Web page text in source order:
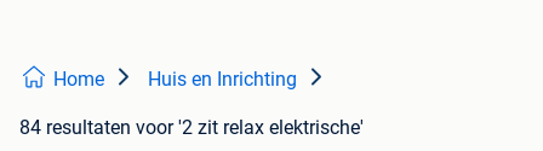
Home Huis en Inrichting
84 resultaten voor '2 zit relax elektrische'